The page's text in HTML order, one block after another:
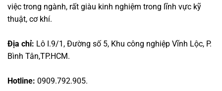
việc trong ngành, rất giàu kinh nghiệm trong lĩnh vực kỹ
thuật, cơ khí.
Địa chỉ: Lô I.9/1, Đường số 5, Khu công nghiệp Vĩnh Lộc, P.
Bình Tân,TP.HCM.
Hotline: 0909.792.905.